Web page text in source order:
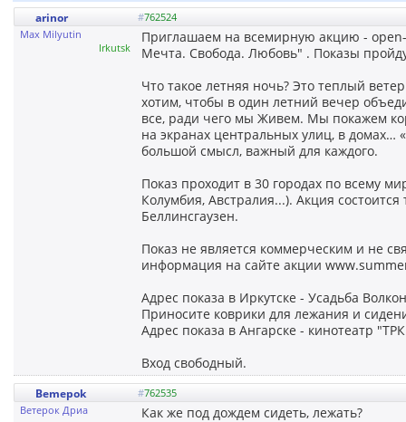
arinor #762524
Max Milyutin
Irkutsk
Приглашаем на всемирную акцию -
Мечта. Свобода. Любовь" . Показы
Что такое летняя ночь? Это теплый
хотим, чтобы в один летний вечер
все, ради чего мы Живем. Мы покажем
на экранах центральных улиц, в
большой смысл, важный для каждого.
Показ проходит в 30 городах по всему
Колумбия, Австралия...). Акция
Беллинсгаузен.
Показ не является коммерческим и не
информация на сайте акции
Адрес показа в Иркутске - Усадьба
Приносите коврики для лежания и
Адрес показа в Ангарске - кинотеатр
Вход свободный.
Bemepok #762535
Ветерок Дриа
Как же под дождем сидеть, лежать?